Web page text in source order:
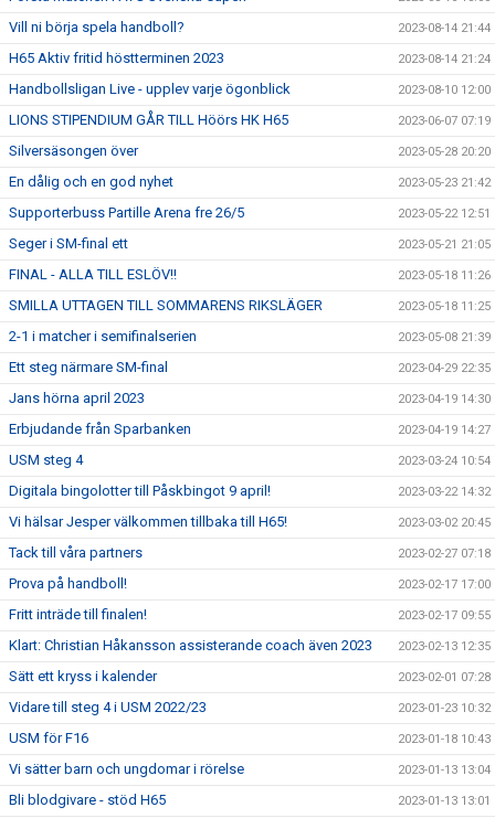
Vill ni börja spela handboll? 2023-08-14 21:44
H65 Aktiv fritid höstterminen 2023 2023-08-14 21:24
Handbollsligan Live - upplev varje ögonblick 2023-08-10 12:00
LIONS STIPENDIUM GÅR TILL Höörs HK H65 2023-06-07 07:19
Silversäsongen över 2023-05-28 20:20
En dålig och en god nyhet 2023-05-23 21:42
Supporterbuss Partille Arena fre 26/5 2023-05-22 12:51
Seger i SM-final ett 2023-05-21 21:05
FINAL - ALLA TILL ESLÖV!! 2023-05-18 11:26
SMILLA UTTAGEN TILL SOMMARENS RIKSLÄGER 2023-05-18 11:25
2-1 i matcher i semifinalserien 2023-05-08 21:39
Ett steg närmare SM-final 2023-04-29 22:35
Jans hörna april 2023 2023-04-19 14:30
Erbjudande från Sparbanken 2023-04-19 14:27
USM steg 4 2023-03-24 10:54
Digitala bingolotter till Påskbingot 9 april! 2023-03-22 14:32
Vi hälsar Jesper välkommen tillbaka till H65! 2023-03-02 20:45
Tack till våra partners 2023-02-27 07:18
Prova på handboll! 2023-02-17 17:00
Fritt inträde till finalen! 2023-02-17 09:55
Klart: Christian Håkansson assisterande coach även 2023 2023-02-13 12:35
Sätt ett kryss i kalender 2023-02-01 07:28
Vidare till steg 4 i USM 2022/23 2023-01-23 10:32
USM för F16 2023-01-18 10:43
Vi sätter barn och ungdomar i rörelse 2023-01-13 13:04
Bli blodgivare - stöd H65 2023-01-13 13:01